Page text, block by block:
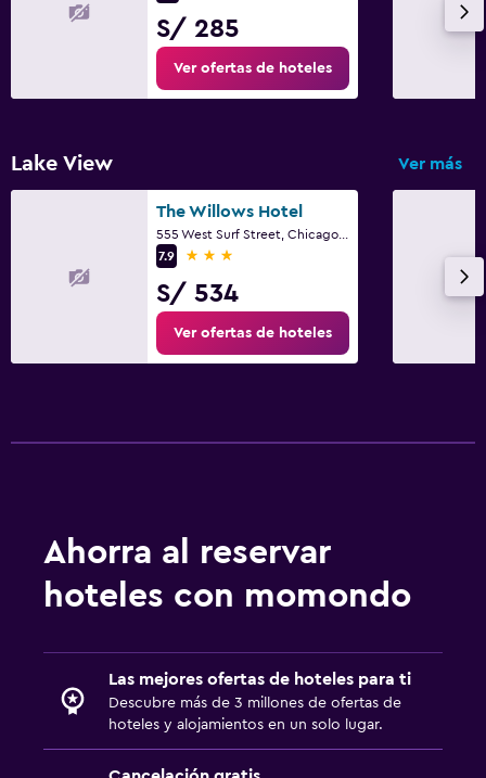
S/ 285
Ver ofertas de hoteles
Lake View Ver más
The Willows Hotel
7.9
3 estrellas
S/ 534
Ver ofertas de hoteles
Ahorra al reservar
hoteles con momondo
Las mejores ofertas de hoteles para ti
Descubre más de 3 millones de ofertas de
hoteles y alojamientos en un solo lugar.